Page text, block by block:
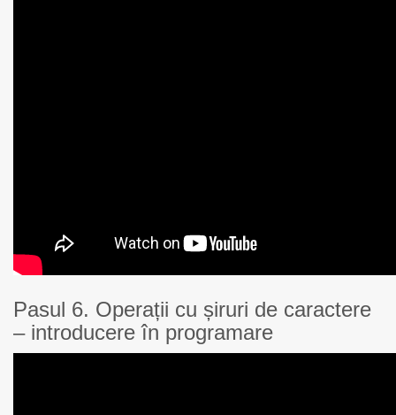
Pasul 6. Operații cu șiruri de caractere
– introducere în programare